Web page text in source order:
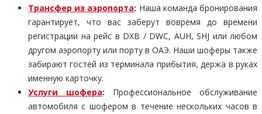
Трансфер из аэропорта: Наша команда бронирования
гарантирует, что вас заберут вовремя до времени
регистрации на рейс в DXB / DWC, AUH, SHJ или любом
другом аэропорту или порту в ОАЭ. Наши шоферы также
забирают гостей из терминала прибытия, держа в руках
именную карточку.
Услуги шофера: Профессиональное обслуживание
автомобиля с шофером в течение нескольких часов в